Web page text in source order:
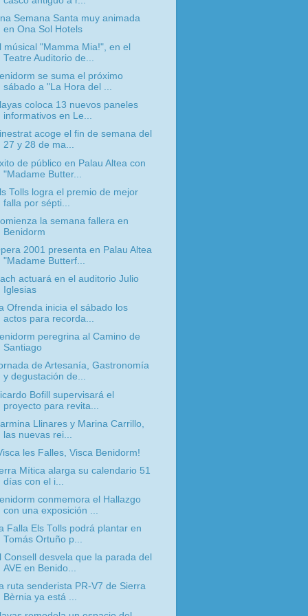
Semana Santa muy animada
en Ona Sol Hotels
músical "Mamma Mia!", en el
Teatre Auditorio de...
se suma el próximo
sábado a "La Hora del ...
coloca 13 nuevos paneles
informativos en Le...
acoge el fin de semana del
27 y 28 de ma...
de público en Palau Altea con
"Madame Butter...
Tolls logra el premio de mejor
falla por sépti...
la semana fallera en
Benidorm
2001 presenta en Palau Altea
"Madame Butterf...
actuará en el auditorio Julio
Iglesias
Ofrenda inicia el sábado los
actos para recorda...
peregrina al Camino de
Santiago
de Artesanía, Gastronomía
y degustación de...
Bofill supervisará el
proyecto para revita...
Llinares y Marina Carrillo,
las nuevas rei...
les Falles, Visca Benidorm!
Mítica alarga su calendario 51
días con el i...
conmemora el Hallazgo
con una exposición ...
Falla Els Tolls podrá plantar en
Tomás Ortuño p...
Consell desvela que la parada del
AVE en Benido...
ruta senderista PR-V7 de Sierra
Bèrnia ya está ...